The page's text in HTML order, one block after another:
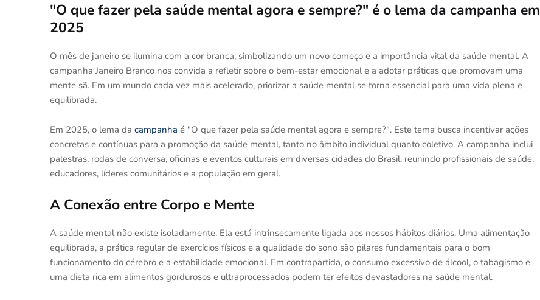
"O que fazer pela saúde mental agora e sempre?" é o lema da campanha em
2025
O mês de janeiro se ilumina com a cor branca, simbolizando um novo começo e a importância vital da saúde mental. A
campanha Janeiro Branco nos convida a refletir sobre o bem-estar emocional e a adotar práticas que promovam uma
mente sã. Em um mundo cada vez mais acelerado, priorizar a saúde mental se torna essencial para uma vida plena e
equilibrada.
Em 2025, o lema da campanha é "O que fazer pela saúde mental agora e sempre?". Este tema busca incentivar ações
concretas e contínuas para a promoção da saúde mental, tanto no âmbito individual quanto coletivo. A campanha inclui
palestras, rodas de conversa, oficinas e eventos culturais em diversas cidades do Brasil, reunindo profissionais de saúde,
educadores, líderes comunitários e a população em geral.
A Conexão entre Corpo e Mente
A saúde mental não existe isoladamente. Ela está intrinsecamente ligada aos nossos hábitos diários. Uma alimentação
equilibrada, a prática regular de exercícios físicos e a qualidade do sono são pilares fundamentais para o bom
funcionamento do cérebro e a estabilidade emocional. Em contrapartida, o consumo excessivo de álcool, o tabagismo e
uma dieta rica em alimentos gordurosos e ultraprocessados podem ter efeitos devastadores na saúde mental.